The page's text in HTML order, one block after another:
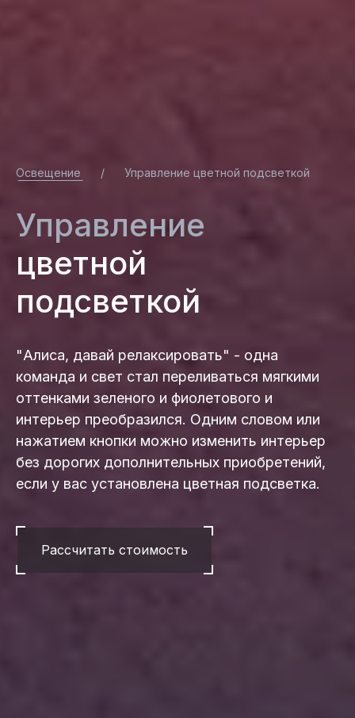
Освещение / Управление цветной подсветкой
Управление
цветной
подсветкой
"Алиса, давай релаксировать" - одна
команда и свет стал переливаться мягкими
оттенками зеленого и фиолетового и
интерьер преобразился. Одним словом или
нажатием кнопки можно изменить интерьер
без дорогих дополнительных приобретений,
если у вас установлена цветная подсветка.
Рассчитать стоимость